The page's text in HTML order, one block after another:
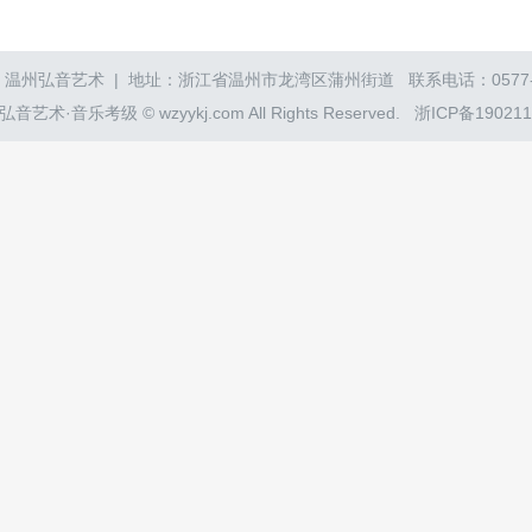
温州弘音艺术 | 地址：浙江省温州市龙湾区蒲州街道 联系电话：
音艺术·音乐考级 © wzyykj.com All Rights Reserved. 浙ICP备